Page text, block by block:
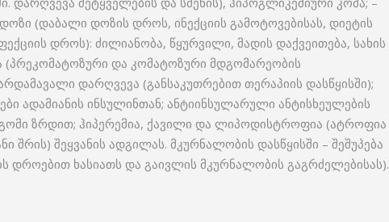
(დაბალი დოზის დროს, ინექციის გამოტოვებისას, დიეტის
დროს): ძილიანობა, წყურვილი, მადის დაქვეითება, სახის
(პრეკომატოზური და კომატოზური მდგომარეობის
დარღვევა (განსაკუთრებით თერაპიის დასწყისში);
ადამიანის ინსულინთან; ანტიინსულარული ანტისხეულების
ზრდით; ჰიპერემია, ქავილი და ლიპოდისტროფია (ატროფია
შრის) შეყვანის ადგილას. მკურნალობის დასწყისში – შეშუპება
დროებით ხასიათს და გაივლის მკურნალობის გაგრძელებისას).